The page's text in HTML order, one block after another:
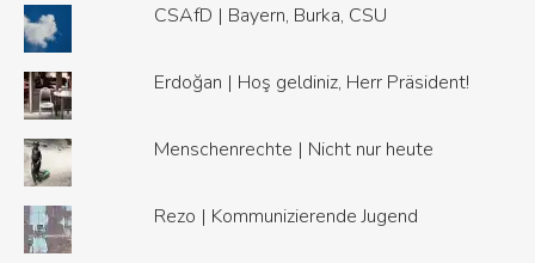
CSAfD | Bayern, Burka, CSU
Erdoğan | Hoş geldiniz, Herr Präsident!
Menschenrechte | Nicht nur heute
Rezo | Kommunizierende Jugend